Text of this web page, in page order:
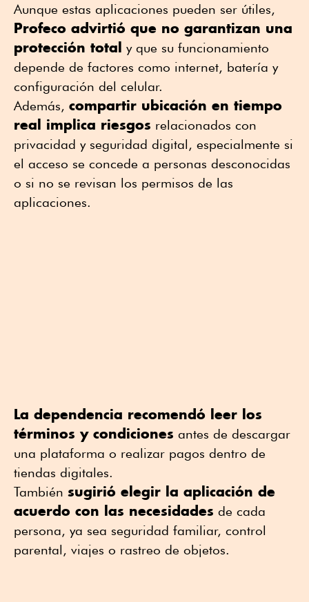
Aunque estas aplicaciones pueden ser útiles,
Profeco advirtió que no garantizan una
protección total y que su funcionamiento
depende de factores como internet, batería y
configuración del celular.
Además, compartir ubicación en tiempo
real implica riesgos relacionados con
privacidad y seguridad digital, especialmente si
el acceso se concede a personas desconocidas
o si no se revisan los permisos de las
aplicaciones.
La dependencia recomendó leer los
términos y condiciones antes de descargar
una plataforma o realizar pagos dentro de
tiendas digitales.
También sugirió elegir la aplicación de
acuerdo con las necesidades de cada
persona, ya sea seguridad familiar, control
parental, viajes o rastreo de objetos.